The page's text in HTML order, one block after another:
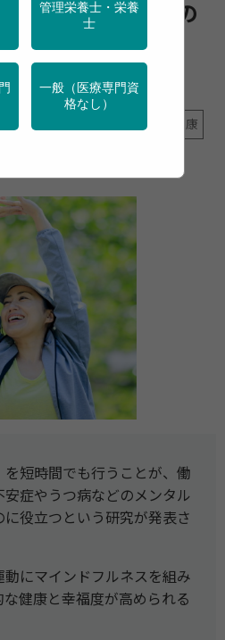
善 スマホアプリの
ヘルス 女性の健康
短時間でも行うことが、働
安症やうつ病などのメンタル
役立つという研究が発表さ
にマインドフルネスを組み
健康と幸福度が高められる
管理栄養士・栄養
士
一般（医療専門資
格なし）